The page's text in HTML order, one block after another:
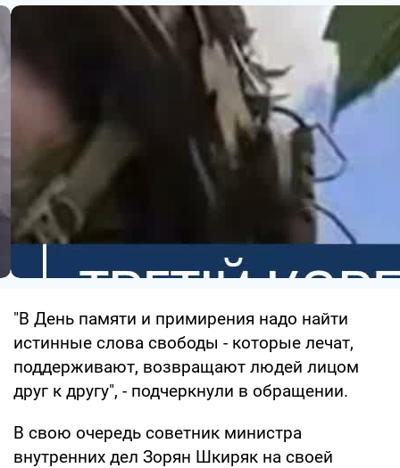
"В День памяти и примирения надо найти
истинные слова свободы - которые лечат,
поддерживают, возвращают людей лицом
друг к другу", - подчеркнули в обращении.
В свою очередь советник министра
внутренних дел Зорян Шкиряк на своей